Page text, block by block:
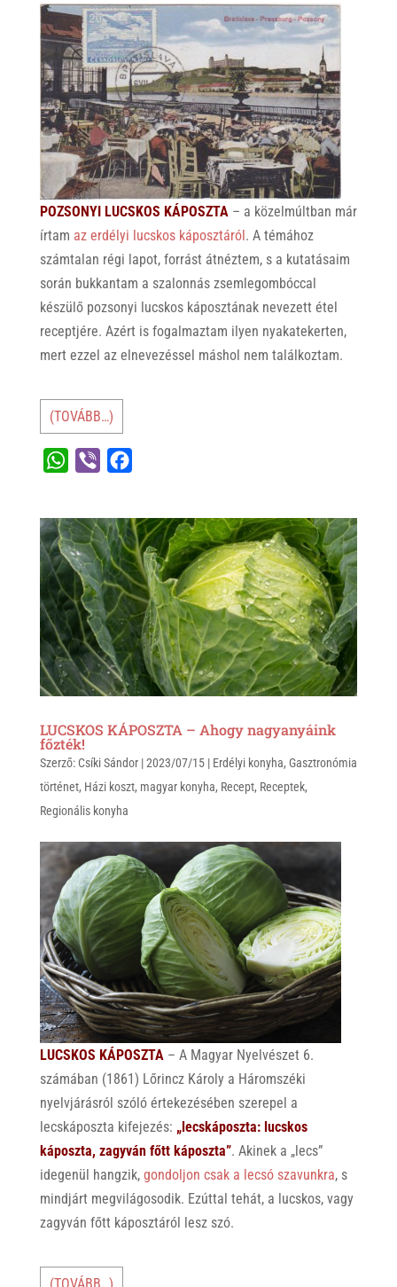
POZSONYI LUCSKOS KÁPOSZTA – a közelmúltban már
írtam az erdélyi lucskos káposztáról. A témához
számtalan régi lapot, forrást átnéztem, s a kutatásaim
során bukkantam a szalonnás zsemlegombóccal
készülő pozsonyi lucskos káposztának nevezett étel
receptjére. Azért is fogalmaztam ilyen nyakatekerten,
mert ezzel az elnevezéssel máshol nem találkoztam.
(TOVÁBB…)
t
s
p
p
e
r
e
b
o
k
LUCSKOS KÁPOSZTA – Ahogy nagyanyáink
főzték!
Szerző: Csíki Sándor|2023/07/15| Erdélyi konyha, Gasztronómia
történet, Házi koszt, magyar konyha, Recept, Receptek,
Regionális konyha
LUCSKOS KÁPOSZTA – A Magyar Nyelvészet 6.
számában (1861) Lőrincz Károly a Háromszéki
nyelvjárásról szóló értekezésében szerepel a
lecskáposzta kifejezés: „lecskáposzta: lucskos
káposzta, zagyván főtt káposzta”. Akinek a „lecs”
idegenül hangzik, gondoljon csak a lecsó szavunkra, s
mindjárt megvilágosodik. Ezúttal tehát, a lucskos, vagy
zagyván főtt káposztáról lesz szó.